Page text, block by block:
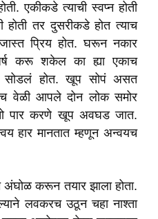
एकीकडे त्याची स्वप्न होती
होती तर दुसरीकडे होत त्याच
जास्त प्रिय होत. घरून नकार
करू शकेल का ह्या एकाच
सोडलं होत. खूप सोपं असत
वेळी आपले दोन लोक समोर
पार करणे खूप अवघड जात.
हार मानतात म्हणून अन्वयच
करून तयार झाला होता.
लवकरच उठून चहा नाश्ता